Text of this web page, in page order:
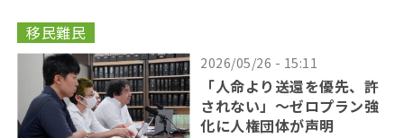
移民難民
2026/05/26 - 15:11
「人命より送還を優先、許
されない」〜ゼロプラン強
化に人権団体が声明